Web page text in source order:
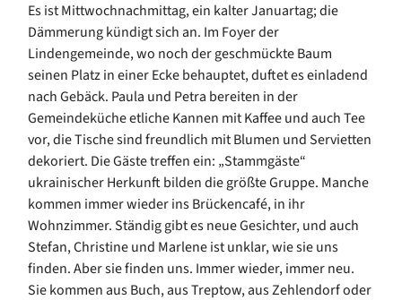
Es ist Mittwochnachmittag, ein kalter Januartag; die
Dämmerung kündigt sich an. Im Foyer der
Lindengemeinde, wo noch der geschmückte Baum
seinen Platz in einer Ecke behauptet, duftet es einladend
nach Gebäck. Paula und Petra bereiten in der
Gemeindeküche etliche Kannen mit Kaffee und auch Tee
vor, die Tische sind freundlich mit Blumen und Servietten
dekoriert. Die Gäste treffen ein: „Stammgäste“
ukrainischer Herkunft bilden die größte Gruppe. Manche
kommen immer wieder ins Brückencafé, in ihr
Wohnzimmer. Ständig gibt es neue Gesichter, und auch
Stefan, Christine und Marlene ist unklar, wie sie uns
finden. Aber sie finden uns. Immer wieder, immer neu.
Sie kommen aus Buch, aus Treptow, aus Zehlendorf oder